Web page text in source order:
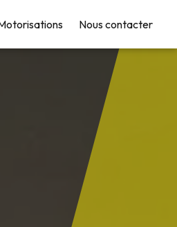
Nous contacter